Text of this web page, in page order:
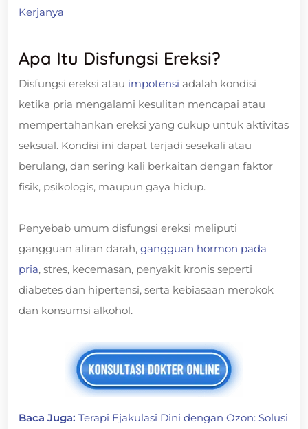
Kerjanya
Apa Itu Disfungsi Ereksi?
Disfungsi ereksi atau impotensi adalah kondisi
ketika pria mengalami kesulitan mencapai atau
mempertahankan ereksi yang cukup untuk aktivitas
seksual. Kondisi ini dapat terjadi sesekali atau
berulang, dan sering kali berkaitan dengan faktor
fisik, psikologis, maupun gaya hidup.
Penyebab umum disfungsi ereksi meliputi
gangguan aliran darah, gangguan hormon pada
pria, stres, kecemasan, penyakit kronis seperti
diabetes dan hipertensi, serta kebiasaan merokok
dan konsumsi alkohol.
Baca Juga: Terapi Ejakulasi Dini dengan Ozon: Solusi